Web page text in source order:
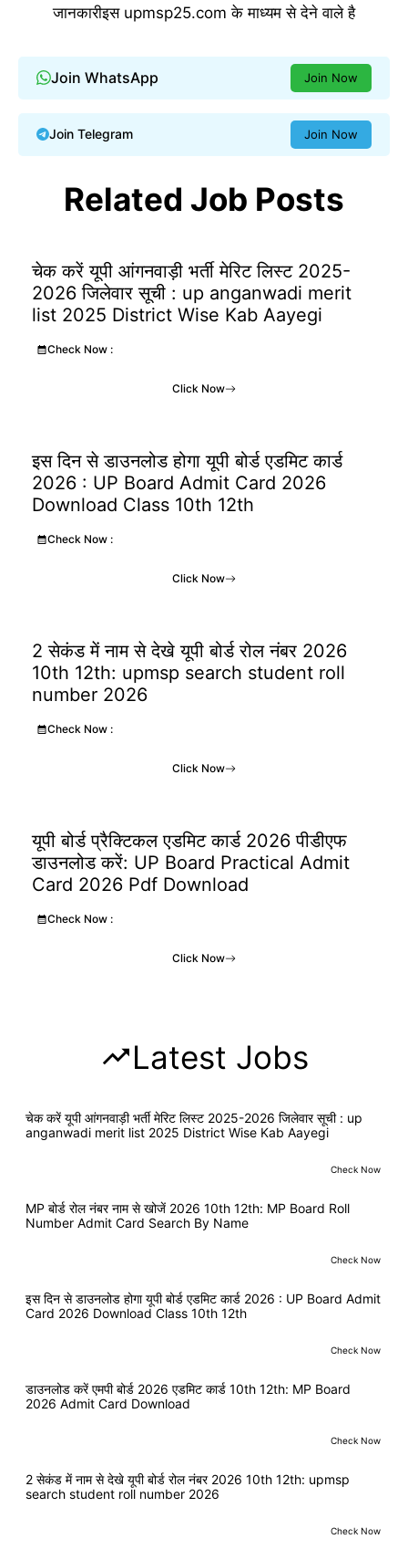
जानकारीइस upmsp25.com के माध्यम से देने वाले है
Join WhatsApp Join Now
Join Telegram Join Now
Related Job Posts
चेक करें यूपी आंगनवाड़ी भर्ती मेरिट लिस्ट 2025-
2026 जिलेवार सूची : up anganwadi merit
list 2025 District Wise Kab Aayegi
Check Now :
Click Now
इस दिन से डाउनलोड होगा यूपी बोर्ड एडमिट कार्ड
2026 : UP Board Admit Card 2026
Download Class 10th 12th
Check Now :
Click Now
2 सेकंड में नाम से देखे यूपी बोर्ड रोल नंबर 2026
10th 12th: upmsp search student roll
number 2026
Check Now :
Click Now
यूपी बोर्ड प्रैक्टिकल एडमिट कार्ड 2026 पीडीएफ
डाउनलोड करें: UP Board Practical Admit
Card 2026 Pdf Download
Check Now :
Click Now
Latest Jobs
चेक करें यूपी आंगनवाड़ी भर्ती मेरिट लिस्ट 2025-2026 जिलेवार सूची : up
anganwadi merit list 2025 District Wise Kab Aayegi
Check Now
MP बोर्ड रोल नंबर नाम से खोजें 2026 10th 12th: MP Board Roll
Number Admit Card Search By Name
Check Now
इस दिन से डाउनलोड होगा यूपी बोर्ड एडमिट कार्ड 2026 : UP Board Admit
Card 2026 Download Class 10th 12th
Check Now
डाउनलोड करें एमपी बोर्ड 2026 एडमिट कार्ड 10th 12th: MP Board
2026 Admit Card Download
Check Now
2 सेकंड में नाम से देखे यूपी बोर्ड रोल नंबर 2026 10th 12th: upmsp
search student roll number 2026
Check Now